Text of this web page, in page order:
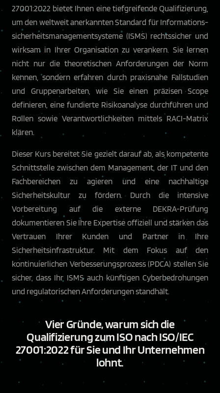
27001:2022 bietet Ihnen eine tiefgreifende Qualifizierung,
um den weltweit anerkannten Standard für Informations­
sicherheitsmanagementsysteme (ISMS) rechtssicher und
wirksam in Ihrer Organisation zu verankern. Sie lernen
nicht nur die theoretischen Anforderungen der Norm
kennen, sondern erfahren durch praxisnahe Fallstudien
und Gruppenarbeiten, wie Sie einen präzisen Scope
definieren, eine fundierte Risikoanalyse durchführen und
Rollen sowie Verantwortlichkeiten mittels RACI-Matrix
klären.
Dieser Kurs bereitet Sie gezielt darauf ab, als kompetente
Schnittstelle zwischen dem Management, der IT und den
Fachbereichen zu agieren und eine nachhaltige
Sicherheitskultur zu fördern. Durch die intensive
Vorbereitung auf die externe DEKRA-Prüfung
dokumentieren Sie Ihre Expertise offiziell und stärken das
Vertrauen Ihrer Kunden und Partner in Ihre
Sicherheitsinfrastruktur. Mit dem Fokus auf den
kontinuierlichen Verbesserungsprozess (PDCA) stellen Sie
sicher, dass Ihr ISMS auch künftigen Cyberbedrohungen
und regulatorischen Anforderungen standhält.
Vier Gründe, warum sich die
Qualifizierung zum ISO nach ISO/IEC
27001:2022 für Sie und Ihr Unternehmen
lohnt.